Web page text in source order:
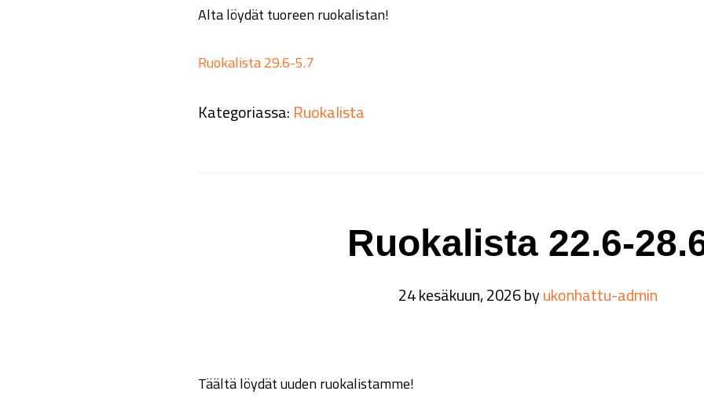
Alta löydät tuoreen ruokalistan!
Ruokalista 29.6-5.7
Kategoriassa: Ruokalista
Ruokalista 22.6-
24 kesäkuun, 2026byukonhattu-admin
Täältä löydät uuden ruokalistamme!